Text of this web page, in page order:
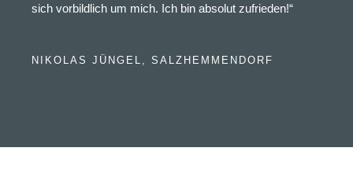
sich vorbildlich um mich. Ich bin absolut zufrieden!“
NIKOLAS JÜNGEL, SALZHEMMENDORF